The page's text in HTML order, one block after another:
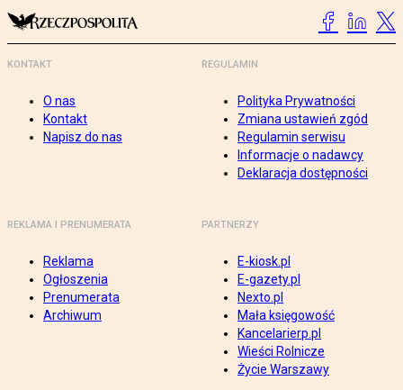
KONTAKT
O nas
Kontakt
Napisz do nas
REGULAMIN
Polityka Prywatności
Zmiana ustawień zgód
Regulamin serwisu
Informacje o nadawcy
Deklaracja dostępności
REKLAMA I PRENUMERATA
Reklama
Ogłoszenia
Prenumerata
Archiwum
PARTNERZY
E-kiosk.pl
E-gazety.pl
Nexto.pl
Mała księgowość
Kancelarierp.pl
Wieści Rolnicze
Życie Warszawy